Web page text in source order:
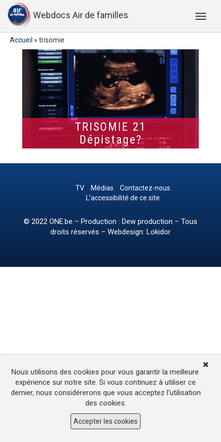
Webdocs Air de familles
Accueil » trisomie
TRISOMIE 21
Dépistage?
TV Médias
Contactez-nous
L’accessibilité de ce site
© 2022 ONE.be – Production : Dew production – Tous
droits réservés – Webdesign: Lokidor
Nous utilisons des cookies pour vous garantir la meilleure
expérience sur notre site. Si vous continuez à utiliser ce
dernier, nous considérerons que vous acceptez l'utilisation
des cookies.
Accepter les cookies